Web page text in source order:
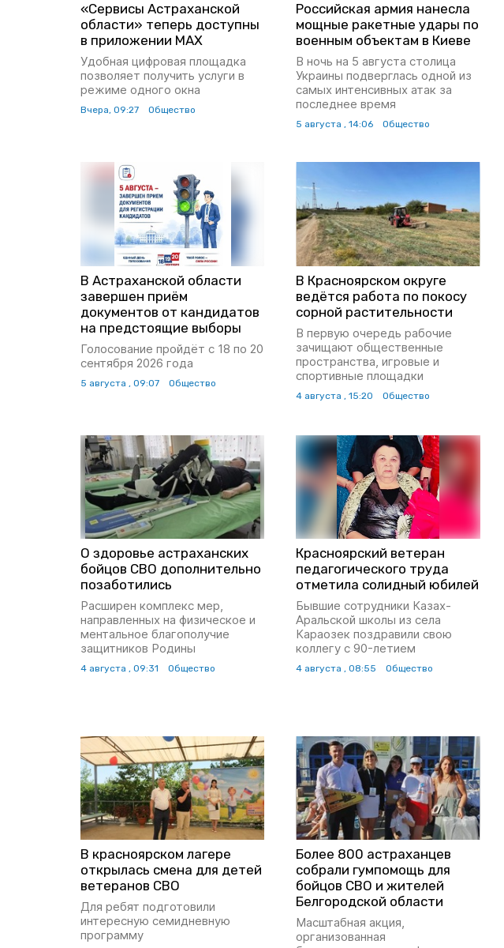
«Сервисы Астраханской
области» теперь доступны
в приложении MAX
Удобная цифровая площадка
позволяет получить услуги в
режиме одного окна
Вчера, 09:27 Общество
Российская армия нанесла
мощные ракетные удары по
военным объектам в Киеве
В ночь на 5 августа столица
Украины подверглась одной из
самых интенсивных атак за
последнее время
5 августа , 14:06 Общество
В Астраханской области
завершен приём
документов от кандидатов
на предстоящие выборы
Голосование пройдёт с 18 по 20
сентября 2026 года
5 августа , 09:07 Общество
В Красноярском округе
ведётся работа по покосу
сорной растительности
В первую очередь рабочие
зачищают общественные
пространства, игровые и
спортивные площадки
4 августа , 15:20 Общество
О здоровье астраханских
бойцов СВО дополнительно
позаботились
Расширен комплекс мер,
направленных на физическое и
ментальное благополучие
защитников Родины
4 августа , 09:31 Общество
Красноярский ветеран
педагогического труда
отметила солидный юбилей
Бывшие сотрудники Казах-
Аральской школы из села
Караозек поздравили свою
коллегу с 90-летием
4 августа , 08:55 Общество
В красноярском лагере
открылась смена для детей
ветеранов СВО
Для ребят подготовили
интересную семидневную
программу
Более 800 астраханцев
собрали гумпомощь для
бойцов СВО и жителей
Белгородской области
Масштабная акция,
организованная